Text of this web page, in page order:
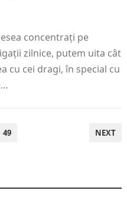
concentrați pe
zilnice, putem uita cât
cu cei dragi, în special cu
49 NEXT